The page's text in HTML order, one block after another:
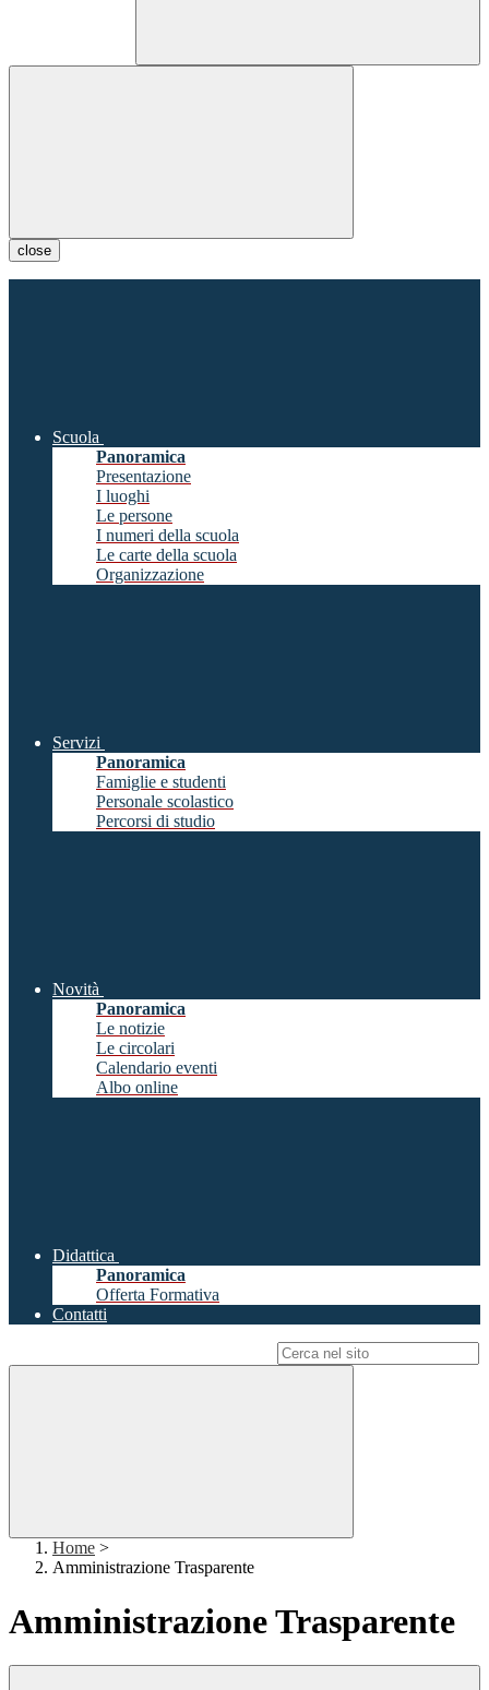
close
Scuola
Panoramica
Presentazione
I luoghi
Le persone
I numeri della scuola
Le carte della scuola
Organizzazione
Servizi
Panoramica
Famiglie e studenti
Personale scolastico
Percorsi di studio
Novità
Panoramica
Le notizie
Le circolari
Calendario eventi
Albo online
Didattica
Panoramica
Offerta Formativa
Contatti
Home >
Amministrazione Trasparente
Amministrazione Trasparente